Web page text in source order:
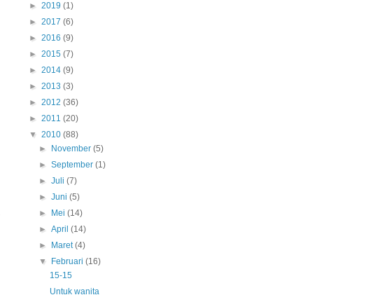
► 2019 (1)
► 2017 (6)
► 2016 (9)
► 2015 (7)
► 2014 (9)
► 2013 (3)
► 2012 (36)
► 2011 (20)
▼ 2010 (88)
►
November(5)
►September(1)
►Juli(7)
►Juni(5)
►
Mei(14)
►April(14)
►
Maret(4)
▼
Februari(16)
15-15
Untuk wanita